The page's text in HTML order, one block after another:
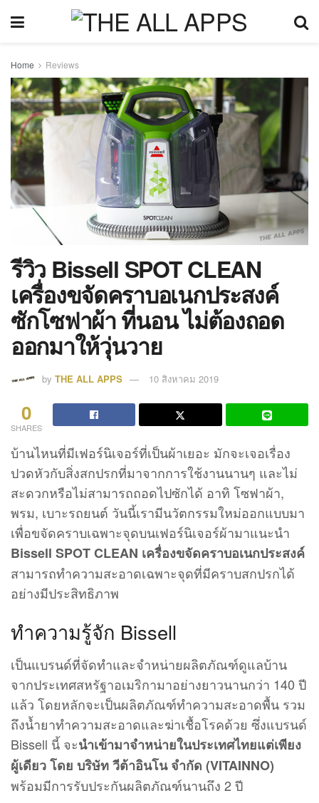
Home Reviews
รีวิว Bissell SPOT CLEAN
เครื่องขจัดคราบอเนกประสงค์
ซักโซฟาผ้า ที่นอน ไม่ต้องถอด
ออกมาให้วุ่นวาย
by THE ALL APPS 10 สิงหาคม 2019
0
SHARES
บ้านไหนที่มีเฟอร์นิเจอร์ที่เป็นผ้าเยอะ มักจะเจอเรื่อง
ปวดหัวกับสิ่งสกปรกที่มาจากการใช้งานนานๆ และไม่
สะดวกหรือไม่สามารถถอดไปซักได้ อาทิ โซฟาผ้า,
พรม, เบาะรถยนต์ วันนี้เรามีนวัตกรรมใหม่ออกแบบมา
เพื่อขจัดคราบเฉพาะจุดบนเฟอร์นิเจอร์ผ้ามาแนะนำ
Bissell SPOT CLEAN เครื่องขจัดคราบอเนกประสงค์
สามารถทำความสะอาดเฉพาะจุดที่มีคราบสกปรกได้
อย่างมีประสิทธิภาพ
ทำความรู้จัก Bissell
เป็นแบรนด์ที่จัดทำและจำหน่ายผลิตภัณฑ์ดูแลบ้าน
จากประเทศสหรัฐาอเมริกามาอย่างยาวนานกว่า 140 ปี
แล้ว โดยหลักจะเป็นผลิตภัณฑ์ทำความสะอาดพื้น รวม
ถึงน้ำยาทำความสะอาดและฆ่าเชื้อโรคด้วย ซึ่งแบรนด์
Bissell นี้ จะนำเข้ามาจำหน่ายในประเทศไทยแต่เพียง
ผู้เดียว โดย บริษัท วีต้าอินโน จำกัด (VITAINNO)
พร้อมมีการรับประกันผลิตภัณฑ์นานถึง 2 ปี